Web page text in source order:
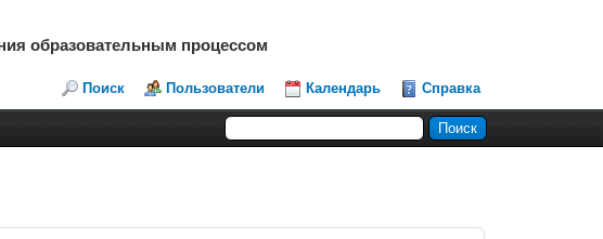
образовательным процессом
Поиск Пользователи Календарь Справка